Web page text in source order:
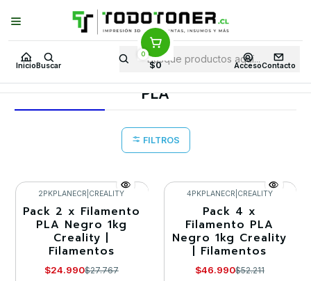
Inicio Buscar
0
$0 AccesoContacto
Puedes Elegir: Comprar enTienda· Despachoa Todo Chile · Retiro en
Tienda en24 Horas
Inicio Todo 3D FILAMENTOS PACK DE FILAMENTOS PACK PLA
PLA
PLA
FILTROS
-10%
Llega el 30/08/2026
2PKPLANECR CREALITY
Pack 2 x Filamento
PLA Negro 1kg
Creality |
Filamentos
$24.990$27.767
-10%
4PKPLANECR CREALITY
Pack 4 x
Filamento PLA
Negro 1kg Creality
| Filamentos
$46.990$52.211